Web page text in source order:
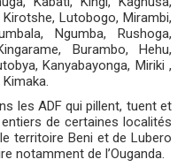
Lutobogo, Mirambi,
Ngumba, Rushoga,
Burambo, ⁠Hehu,
Kanyabayonga, ⁠Miriki ,
les ADF qui pillent, tuent et
de certaines localités
territoire Beni et de Lubero
notamment de l’Ouganda.